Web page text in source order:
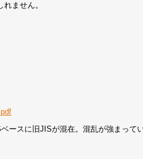
ません。
ースに旧JISが混在。混乱が強まってい